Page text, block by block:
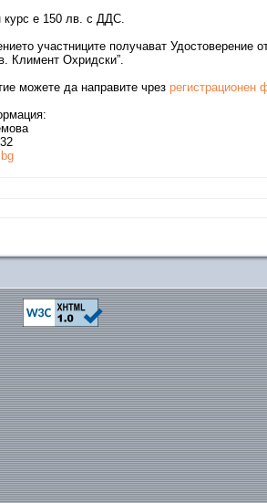
курс е 150 лв. с ДДС.
участниците получават Удостоверение
Климент Охридски”.
можете да направите чрез регистрационен